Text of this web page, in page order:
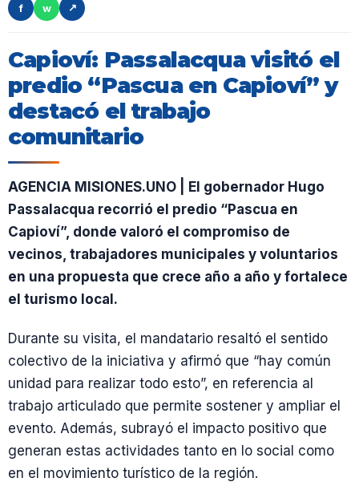
f
w ↗
Capioví: Passalacqua visitó el
predio “Pascua en Capioví” y
destacó el trabajo
comunitario
AGENCIA MISIONES.UNO | El gobernador Hugo
Passalacqua recorrió el predio “Pascua en
Capioví”, donde valoró el compromiso de
vecinos, trabajadores municipales y voluntarios
en una propuesta que crece año a año y fortalece
el turismo local.
Durante su visita, el mandatario resaltó el sentido
colectivo de la iniciativa y afirmó que “hay común
unidad para realizar todo esto”, en referencia al
trabajo articulado que permite sostener y ampliar el
evento. Además, subrayó el impacto positivo que
generan estas actividades tanto en lo social como
en el movimiento turístico de la región.